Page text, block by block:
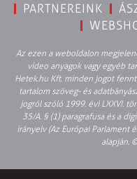
PARTNEREINK
Az ezen a weboldalon
video anyagok vagy egyéb
Hetek.hu Kft. minden jogot
tartalom szöveg- és
jogról szóló 1999. évi LXXVI.
35/A. § (1) paragrafusa és a
irányelv (Az Európai Parlament
alapján.